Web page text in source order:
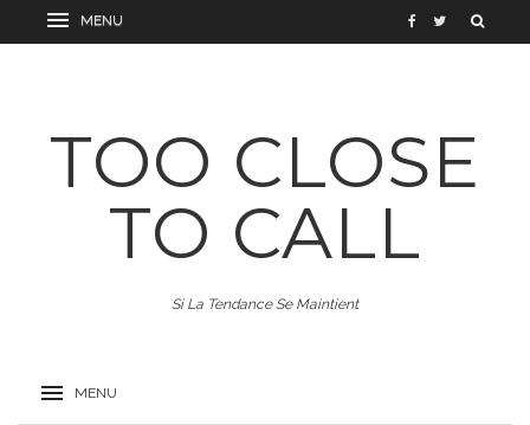
TOO CLOSE
TO CALL
Si La Tendance Se Maintient